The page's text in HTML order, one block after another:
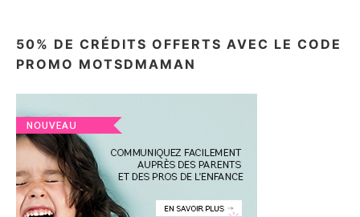
50% DE CRÉDITS OFFERTS AVEC LE CODE
PROMO MOTSDMAMAN